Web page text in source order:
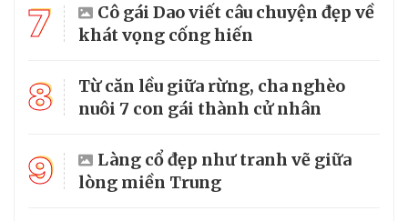
7
Cô gái Dao viết câu chuyện đẹp về
khát vọng cống hiến
8
Từ căn lều giữa rừng, cha nghèo
nuôi 7 con gái thành cử nhân
9
Làng cổ đẹp như tranh vẽ giữa
lòng miền Trung